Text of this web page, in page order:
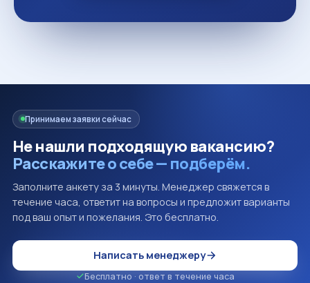
Принимаем заявки сейчас
Не нашли подходящую вакансию?
Расскажите о себе — подберём.
Заполните анкету за 3 минуты. Менеджер свяжется в
течение часа, ответит на вопросы и предложит варианты
под ваш опыт и пожелания. Это бесплатно.
Написать менеджеру
Бесплатно · ответ в течение часа